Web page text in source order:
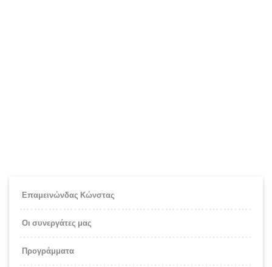
Επαμεινώνδας Κώνστας
Οι συνεργάτες μας
Προγράμματα